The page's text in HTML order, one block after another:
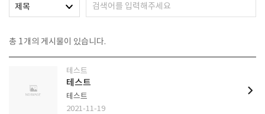
제목
총 1개의 게시물이 있습니다.
테스트
테스트
테스트
2021-11-19